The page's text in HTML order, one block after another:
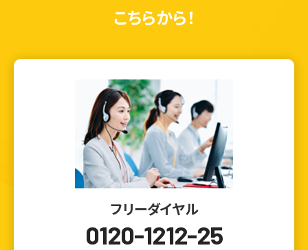
こちらから！
フリーダイヤル
0120-1212-25